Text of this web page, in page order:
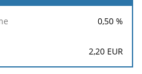
0,50 %
2,20 EUR